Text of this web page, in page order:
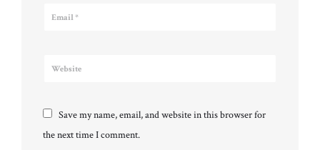
Save my name, email, and website in this browser for
the next time I comment.